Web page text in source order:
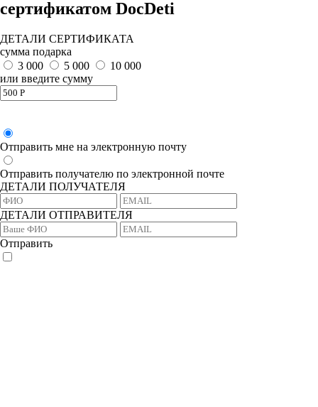
сертификатом DocDeti
ДЕТАЛИ СЕРТИФИКАТА
сумма подарка
3 000
5 000
10 000
или введите сумму
Отправить мне на электронную почту
Отправить получателю по электронной почте
ДЕТАЛИ ПОЛУЧАТЕЛЯ
ДЕТАЛИ ОТПРАВИТЕЛЯ
Отправить